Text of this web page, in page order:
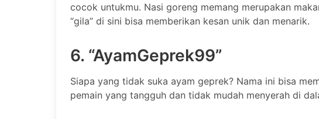
cocok untukmu. Nasi goreng memang merupakan
“gila” di sini bisa memberikan kesan unik dan menarik.
6. “AyamGeprek99”
Siapa yang tidak suka ayam geprek? Nama ini bisa
pemain yang tangguh dan tidak mudah menyerah di